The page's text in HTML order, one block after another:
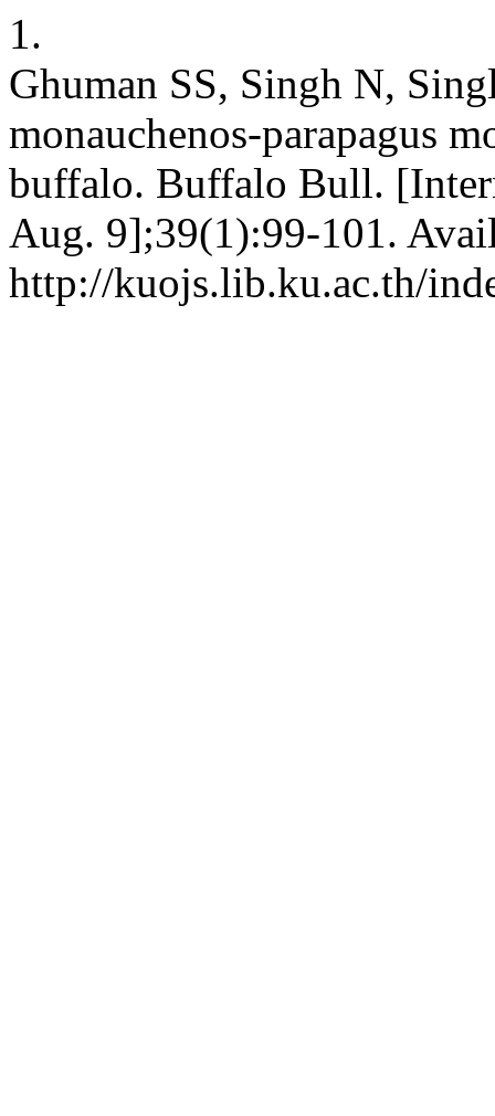
1.
Ghuman SS, Singh N,
monauchenos-parapagus
buffalo. Buffalo Bull.
Aug. 9];39(1):99-101.
http://kuojs.lib.ku.ac.th/